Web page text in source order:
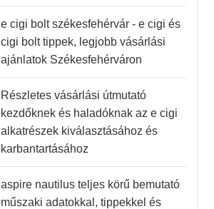
e cigi bolt székesfehérvár - e cigi és
cigi bolt tippek, legjobb vásárlási
ajánlatok Székesfehérváron
Részletes vásárlási útmutató
kezdőknek és haladóknak az e cigi
alkatrészek kiválasztásához és
karbantartásához
aspire nautilus teljes körű bemutató
műszaki adatokkal, tippekkel és